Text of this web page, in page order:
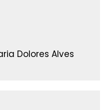
Dolores Alves